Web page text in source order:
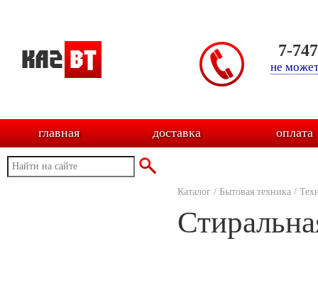
7-
не
главная доставка оплата
Каталог / Бытовая техника /